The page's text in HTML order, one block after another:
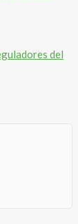
del